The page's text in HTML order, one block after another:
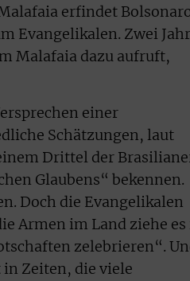
erfindet
Evangelikalen. Zwei
Malafaia dazu aufruft,
einer
Schätzungen, laut
Drittel der
Glaubens“ bekennen.
Doch die Evangelikalen
Armen im Land ziehe es
zelebrieren“.
Zeiten, die viele